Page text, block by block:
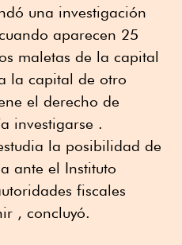
una investigación
aparecen 25
maletas de la capital
la capital de otro
el derecho de
investigarse .
la posibilidad de
ante el Instituto
fiscales
, concluyó.